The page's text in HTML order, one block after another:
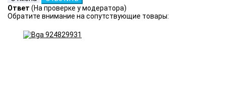
Ответ (На проверке у модератора)
Обратите внимание на сопутствующие товары: